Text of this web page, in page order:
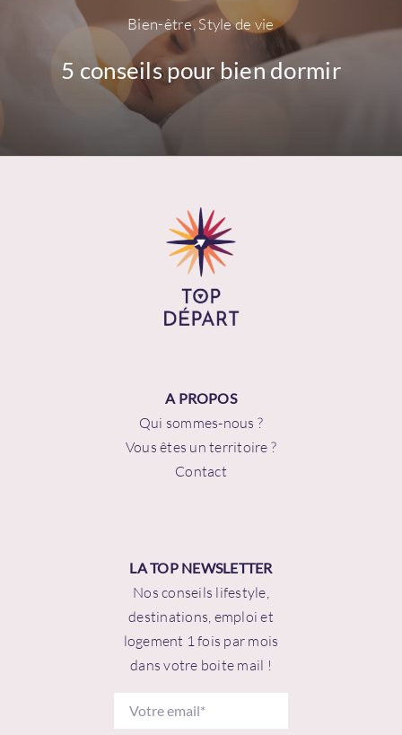
Bien-être,Style de vie
5 conseils pour bien dormir
A PROPOS
Qui sommes-nous ?
Vous êtes un territoire ?
Contact
LA TOP NEWSLETTER
Nos conseils lifestyle,
destinations, emploi et
logement 1 fois par mois
dans votre boite mail !